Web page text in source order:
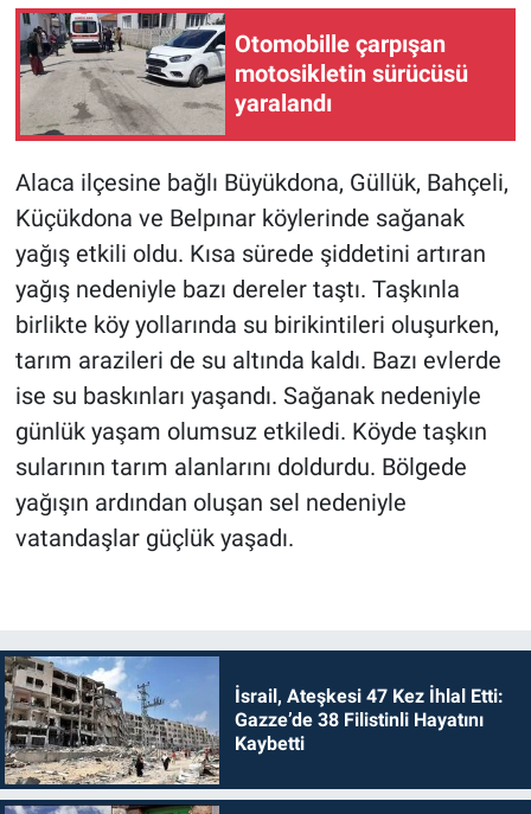
Otomobille çarpışan
motosikletin sürücüsü
yaralandı
Alaca ilçesine bağlı Büyükdona, Güllük, Bahçeli,
Küçükdona ve Belpınar köylerinde sağanak
yağış etkili oldu. Kısa sürede şiddetini artıran
yağış nedeniyle bazı dereler taştı. Taşkınla
birlikte köy yollarında su birikintileri oluşurken,
tarım arazileri de su altında kaldı. Bazı evlerde
ise su baskınları yaşandı. Sağanak nedeniyle
günlük yaşam olumsuz etkiledi. Köyde taşkın
sularının tarım alanlarını doldurdu. Bölgede
yağışın ardından oluşan sel nedeniyle
vatandaşlar güçlük yaşadı.
İsrail, Ateşkesi 47 Kez İhlal Etti:
Gazze’de 38 Filistinli Hayatını
Kaybetti